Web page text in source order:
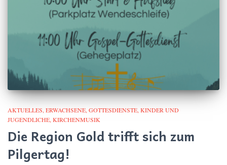
AKTUELLES ERWACHSENE GOTTESDIENSTE KINDER UND
JUGENDLICHE KIRCHENMUSIK
Die Region Gold trifft sich zum
Pilgertag!